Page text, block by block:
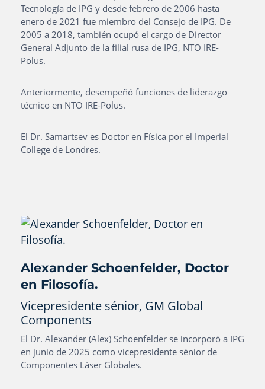
Tecnología de IPG y desde febrero de 2006 hasta
enero de 2021 fue miembro del Consejo de IPG. De
2005 a 2018, también ocupó el cargo de Director
General Adjunto de la filial rusa de IPG, NTO IRE-
Polus.
Anteriormente, desempeñó funciones de liderazgo
técnico en NTO IRE-Polus.
El Dr. Samartsev es Doctor en Física por el Imperial
College de Londres.
Alexander Schoenfelder, Doctor
en Filosofía.
Vicepresidente sénior, GM Global
Components
El Dr. Alexander (Alex) Schoenfelder se incorporó a IPG
en junio de 2025 como vicepresidente sénior de
Componentes Láser Globales.